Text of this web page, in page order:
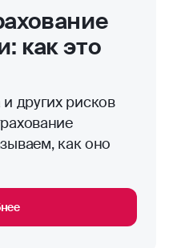
как это
других рисков
как оно